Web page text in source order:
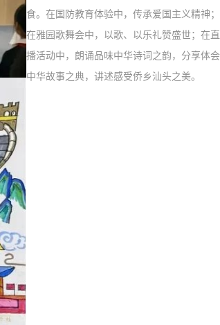
食。在国防教育体验中，传承爱国主义精神；
在雅园歌舞会中，以歌、以乐礼赞盛世；在直
播活动中，朗诵品味中华诗词之韵，分享体会
中华故事之典，讲述感受侨乡汕头之美。